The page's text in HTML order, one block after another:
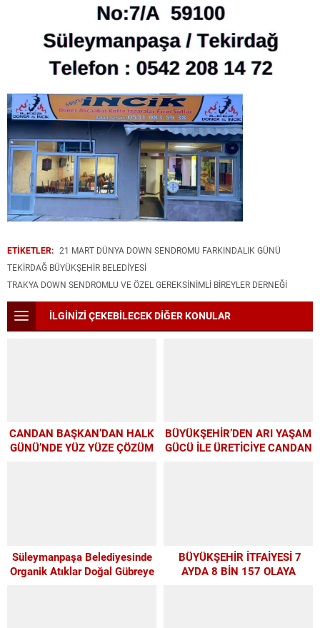
ETİKETLER: 21 MART DÜNYA DOWN SENDROMU FARKINDALIK GÜNÜ
TEKIRDAĞ BÜYÜKŞEHIR BELEDIYESI
TRAKYA DOWN SENDROMLU VE ÖZEL GEREKSINIMLI BIREYLER DERNEĞI
İLGİNİZİ ÇEKEBİLECEK DİĞER KONULAR
CANDAN BAŞKAN’DAN HALK
GÜNÜ’NDE YÜZ YÜZE ÇÖZÜM
BÜYÜKŞEHİR’DEN ARI YAŞAM
GÜCÜ İLE ÜRETİCİYE CANDAN
Süleymanpaşa Belediyesinde
Organik Atıklar Doğal Gübreye
BÜYÜKŞEHİR İTFAİYESİ 7
AYDA 8 BİN 157 OLAYA